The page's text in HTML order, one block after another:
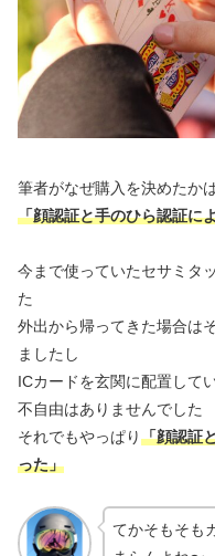
筆者がなぜ購入を決めたか
「顔認証と手のひら認証に
今まで使っていたセサミタ
た
外出から帰ってきた場合は
ましたし
ICカードを玄関に配置して
不自由はありませんでした
それでもやっぱり「顔認証
った」
てかそもそも